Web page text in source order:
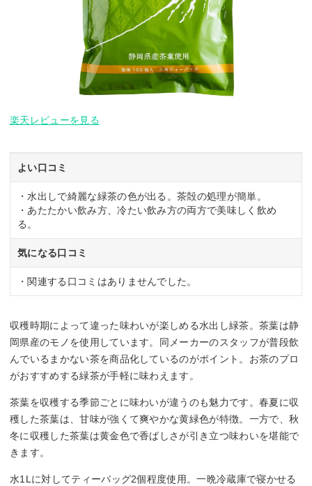
楽天レビューを見る
よい口コミ
・水出しで綺麗な緑茶の色が出る。茶殻の処理が簡単。
・あたたかい飲み方、冷たい飲み方の両方で美味しく飲め
る。
気になる口コミ
・関連する口コミはありませんでした。
収穫時期によって違った味わいが楽しめる水出し緑茶。茶葉は静
岡県産のモノを使用しています。同メーカーのスタッフが普段飲
んでいるまかない茶を商品化しているのがポイント。お茶のプロ
がおすすめする緑茶が手軽に味わえます。
茶葉を収穫する季節ごとに味わいが違うのも魅力です。春夏に収
穫した茶葉は、甘味が強くて爽やかな黄緑色が特徴。一方で、秋
冬に収穫した茶葉は黄金色で香ばしさが引き立つ味わいを堪能で
きます。
水1Lに対してティーバッグ2個程度使用。一晩冷蔵庫で寝かせる